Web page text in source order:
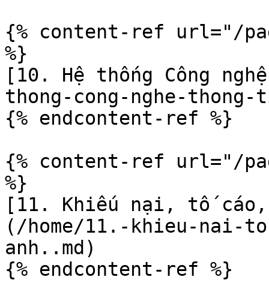
{% content-ref url="/
%}
[10. Hệ thống Công
thong-cong-nghe-thong-
{% endcontent-ref %}
{% content-ref url="/
%}
[11. Khiếu nại, tố
(/home/11.-khieu-nai-
anh..md)
{% endcontent-ref %}